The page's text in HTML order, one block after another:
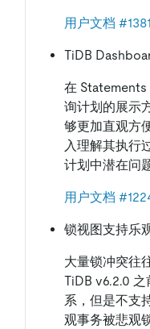
用户文档 #1381
TiDB
在
询计划的展示
够更加直观方
入理解其执行
计划中潜在问
用户文档
锁视图支持乐
大量锁冲突往
TiDB v6.2.0
系，但是不支
观事务被悲观